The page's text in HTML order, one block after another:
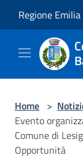
Regione
Home >
Evento
Comune di
Opportunità